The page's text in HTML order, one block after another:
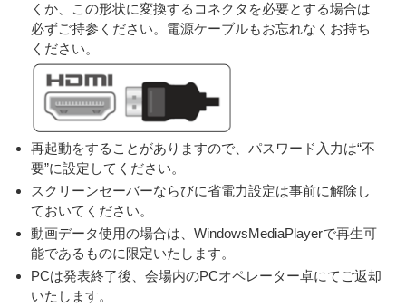
くか、この形状に変換するコネクタを必要とする場合は
必ずご持参ください。電源ケーブルもお忘れなくお持ち
ください。
再起動をすることがありますので、パスワード入力は“不
要”に設定してください。
スクリーンセーバーならびに省電力設定は事前に解除し
ておいてください。
動画データ使用の場合は、WindowsMediaPlayerで再生可
能であるものに限定いたします。
PCは発表終了後、会場内のPCオペレーター卓にてご返却
いたします。